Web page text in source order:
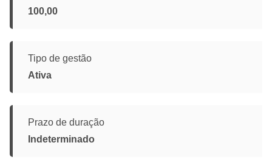
100,00
Tipo de gestão
Ativa
Prazo de duração
Indeterminado